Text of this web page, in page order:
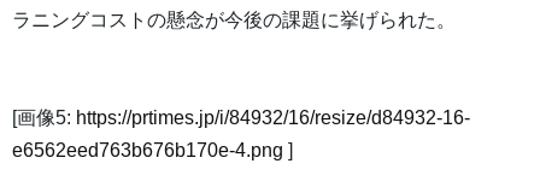
ラニングコストの懸念が今後の課題に挙げられた。
[画像5: https://prtimes.jp/i/84932/16/resize/d84932-16-
e6562eed763b676b170e-4.png ]